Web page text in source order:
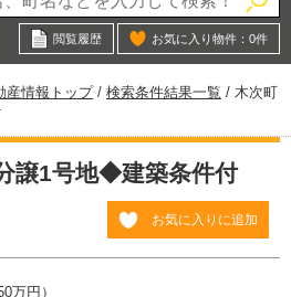
閲覧履歴 お気に入り物件： 0件
産情報トップ/ 検索条件結果一覧 / 木次町
譲1号地◆建築条件付
お気に入りに追加
万円）